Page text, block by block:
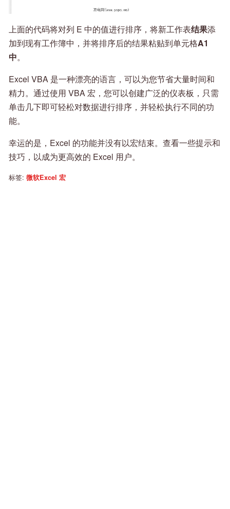
上面的代码将对列 E 中的值进行排序，将新工作表结果添
加到现有工作簿中，并将排序后的结果粘贴到单元格A1
中。
Excel VBA 是一种漂亮的语言，可以为您节省大量时间和
精力。通过使用 VBA 宏，您可以创建广泛的仪表板，只需
单击几下即可轻松对数据进行排序，并轻松执行不同的功
能。
幸运的是，Excel 的功能并没有以宏结束。查看一些提示和
技巧，以成为更高效的 Excel 用户。
标签: 微软Excel 宏